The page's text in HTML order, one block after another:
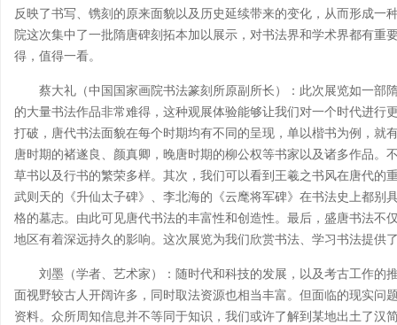
反映了书写、镌刻的原来面貌以及历史延续带来的变化，从而形成一
院这次集中了一批隋唐碑刻拓本加以展示，对书法界和学术界都有重
得，值得一看。
蔡大礼（中国国家画院书法篆刻所原副所长）：此次展览如一部
的大量书法作品非常难得，这种观展体验能够让我们对一个时代进行
打破，唐代书法面貌在每个时期均有不同的呈现，单以楷书为例，就
唐时期的褚遂良、颜真卿，晚唐时期的柳公权等书家以及诸多作品。
草书以及行书的繁荣多样。其次，我们可以看到王羲之书风在唐代的
武则天的《升仙太子碑》、李北海的《云麾将军碑》在书法史上都别
格的墓志。由此可见唐代书法的丰富性和创造性。最后，盛唐书法不
地区有着深远持久的影响。这次展览为我们欣赏书法、学习书法提供
刘墨（学者、艺术家）：随时代和科技的发展，以及考古工作的
面视野较古人开阔许多，同时取法资源也相当丰富。但面临的现实问
资料。众所周知信息并不等同于知识，我们或许了解到某地出土了汉